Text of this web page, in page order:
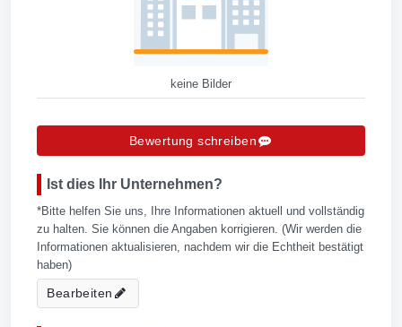
keine Bilder
Bewertung schreiben
Ist dies Ihr Unternehmen?
*Bitte helfen Sie uns, Ihre Informationen aktuell und vollständig
zu halten. Sie können die Angaben korrigieren. (Wir werden die
Informationen aktualisieren, nachdem wir die Echtheit bestätigt
haben)
Bearbeiten